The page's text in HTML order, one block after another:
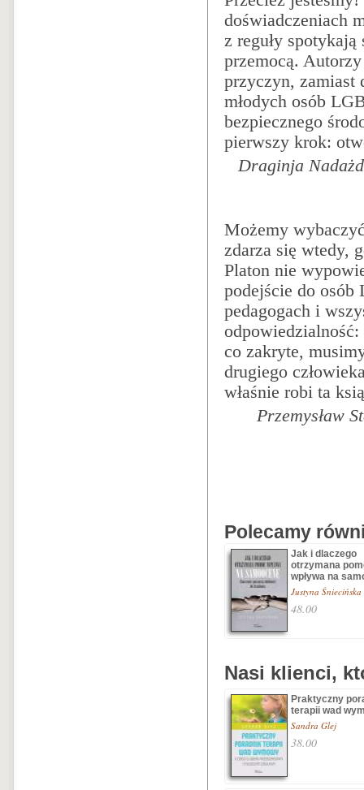
doświadczeniach
z reguły
przemocą.
przyczyn, zamiast
młodych osób
bezpiecznego
pierwszy krok:
Draginja
Możemy
zdarza się wtedy,
Platon nie
podejście do osób
pedagogach i
co zakryte,
drugiego
właśnie robi ta
Przemysław
Polecamy
Jak i dlaczego
otrzymana
wpływa na
Justyna Śniecińska
48.00
Nasi klienci,
Praktyczny
terapii wad
Sandra Glej
38.00